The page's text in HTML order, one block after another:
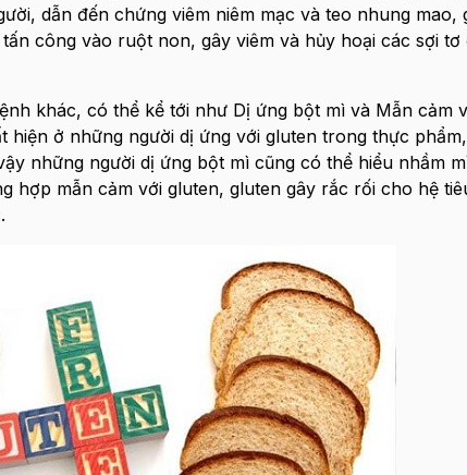
dẫn đến chứng viêm niêm mạc và teo nhung mao,
công vào ruột non, gây viêm và hủy hoại các sợi tơ
khác, có thể kể tới như Dị ứng bột mì và Mẫn cảm
hiện ở những người dị ứng với gluten trong thực
những người dị ứng bột mì cũng có thể hiểu nhầm
hợp mẫn cảm với gluten, gluten gây rắc rối cho hệ